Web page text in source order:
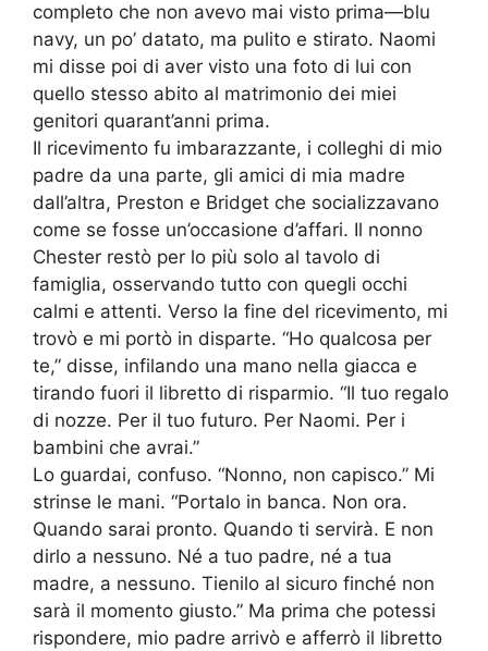
completo che non avevo mai visto prima—blu
navy, un po’ datato, ma pulito e stirato. Naomi
mi disse poi di aver visto una foto di lui con
quello stesso abito al matrimonio dei miei
genitori quarant’anni prima.
Il ricevimento fu imbarazzante, i colleghi di mio
padre da una parte, gli amici di mia madre
dall’altra, Preston e Bridget che socializzavano
come se fosse un’occasione d’affari. Il nonno
Chester restò per lo più solo al tavolo di
famiglia, osservando tutto con quegli occhi
calmi e attenti. Verso la fine del ricevimento, mi
trovò e mi portò in disparte. “Ho qualcosa per
te,” disse, infilando una mano nella giacca e
tirando fuori il libretto di risparmio. “Il tuo regalo
di nozze. Per il tuo futuro. Per Naomi. Per i
bambini che avrai.”
Lo guardai, confuso. “Nonno, non capisco.” Mi
strinse le mani. “Portalo in banca. Non ora.
Quando sarai pronto. Quando ti servirà. E non
dirlo a nessuno. Né a tuo padre, né a tua
madre, a nessuno. Tienilo al sicuro finché non
sarà il momento giusto.” Ma prima che potessi
rispondere, mio padre arrivò e afferrò il libretto